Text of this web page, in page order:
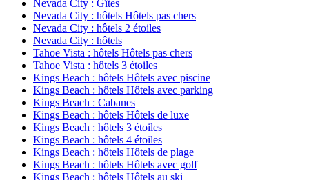
Nevada City : Gîtes
Nevada City : hôtels Hôtels pas chers
Nevada City : hôtels 2 étoiles
Nevada City : hôtels
Tahoe Vista : hôtels Hôtels pas chers
Tahoe Vista : hôtels 3 étoiles
Kings Beach : hôtels Hôtels avec piscine
Kings Beach : hôtels Hôtels avec parking
Kings Beach : Cabanes
Kings Beach : hôtels Hôtels de luxe
Kings Beach : hôtels 3 étoiles
Kings Beach : hôtels 4 étoiles
Kings Beach : hôtels Hôtels de plage
Kings Beach : hôtels Hôtels avec golf
Kings Beach : hôtels Hôtels au ski